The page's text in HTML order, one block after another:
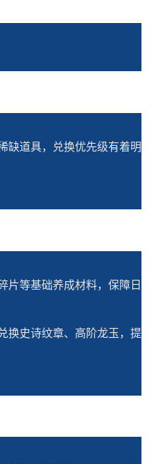
缺道具，兑换优先级有着明
片等基础养成材料，保障日
换史诗纹章、高阶龙玉，提